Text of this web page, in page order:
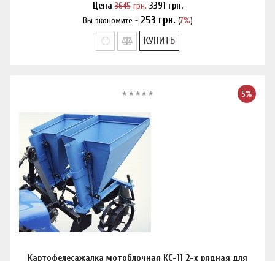
Цена3645грн. 3391 грн.
Вы экономите - 253 грн. (7%)
Нашли дешевле?
КУПИТЬ
5%
Картофелесажалка мотоблочная КС-11 2-х рядная для